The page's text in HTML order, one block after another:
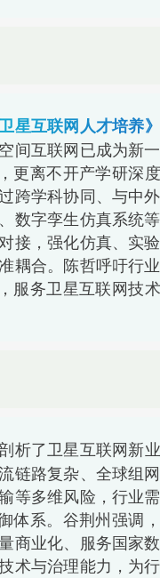
星互联网人才培养》
间互联网已成为新一
更离不开产学研深度
跨学科协同、与中外
数字孪生仿真系统等
接，强化仿真、实验
耦合。陈哲呼吁行业
服务卫星互联网技术
析了卫星互联网新业
链路复杂、全球组网
等多维风险，行业需
体系。谷荆州强调，
商业化、服务国家数
术与治理能力，为行